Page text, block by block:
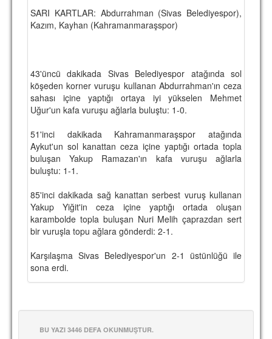
PERSONEL
TARİHİ BAŞARILAR
BASINDAN
ESKi BAŞKANLAR
ESKİ HOCALAR
HAKKIMIZDA
MİSYON
İRTİBAT
SARI KARTLAR: Abdurrahman (Sivas Belediyespor),
Kazım, Kayhan (Kahramanmaraşspor)
43'üncü dakikada Sivas Belediyespor atağında sol
köşeden korner vuruşu kullanan Abdurrahman'ın ceza
sahası içine yaptığı ortaya iyi yükselen Mehmet
Uğur'un kafa vuruşu ağlarla buluştu: 1-0.
51'inci dakikada Kahramanmaraşspor atağında
Aykut'un sol kanattan ceza içine yaptığı ortada topla
buluşan Yakup Ramazan'ın kafa vuruşu ağlarla
buluştu: 1-1.
85'inci dakikada sağ kanattan serbest vuruş kullanan
Yakup Yiğit'in ceza içine yaptığı ortada oluşan
karambolde topla buluşan Nuri Melih çaprazdan sert
bir vuruşla topu ağlara gönderdi: 2-1.
Karşılaşma Sivas Belediyespor'un 2-1 üstünlüğü ile
sona erdi.
BU YAZI 3446 DEFA OKUNMUŞTUR.